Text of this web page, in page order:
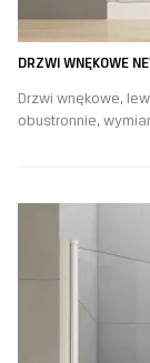
DRZWI WNĘKOWE
Drzwi wnękowe,
obustronnie,